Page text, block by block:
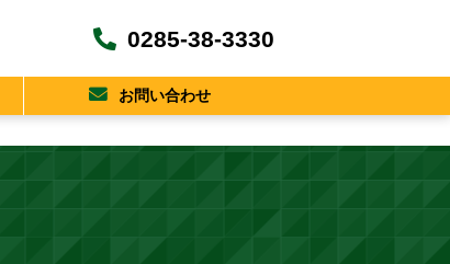
0285-38-3330
お問い合わせ